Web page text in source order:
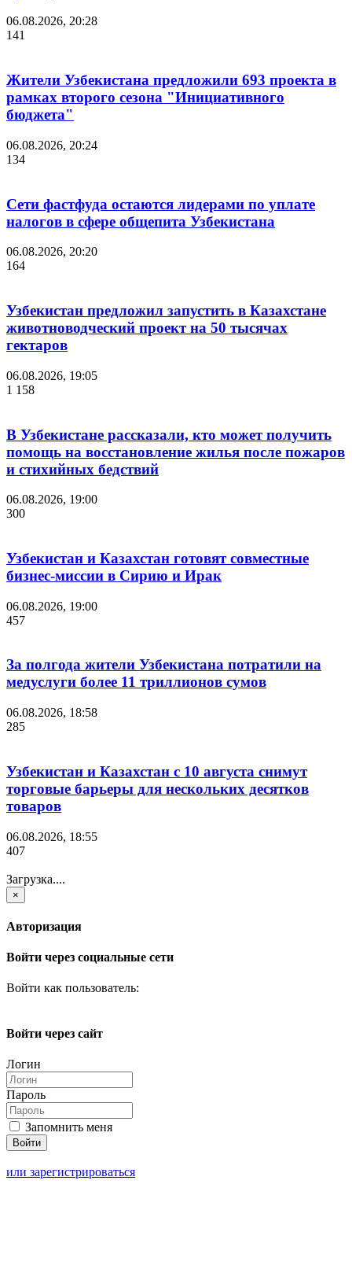
06.08.2026, 20:28
141
Жители Узбекистана предложили 693 проекта в
рамках второго сезона "Инициативного
бюджета"
06.08.2026, 20:24
134
Сети фастфуда остаются лидерами по уплате
налогов в сфере общепита Узбекистана
06.08.2026, 20:20
164
Узбекистан предложил запустить в Казахстане
животноводческий проект на 50 тысячах
гектаров
06.08.2026, 19:05
1 158
В Узбекистане рассказали, кто может получить
помощь на восстановление жилья после пожаров
и стихийных бедствий
06.08.2026, 19:00
300
Узбекистан и Казахстан готовят совместные
бизнес-миссии в Сирию и Ирак
06.08.2026, 19:00
457
За полгода жители Узбекистана потратили на
медуслуги более 11 триллионов сумов
06.08.2026, 18:58
285
Узбекистан и Казахстан с 10 августа снимут
торговые барьеры для нескольких десятков
товаров
06.08.2026, 18:55
407
Загрузка....
×
Авторизация
Войти через социальные сети
Войти как пользователь:
Войти через сайт
Логин
Пароль
Запомнить меня
или зарегистрироваться